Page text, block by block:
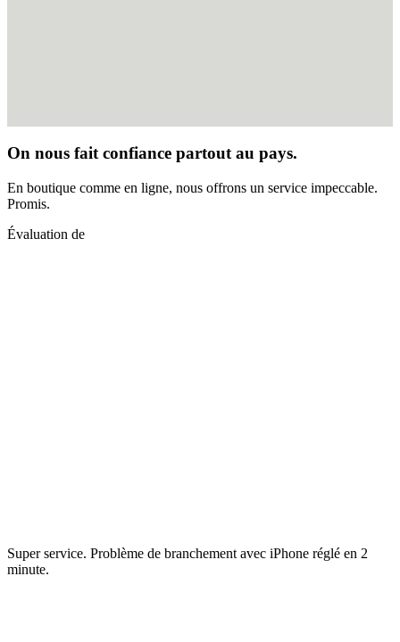
On nous fait confiance partout au pays.
En boutique comme en ligne, nous offrons un service impeccable.
Promis.
Évaluation de
Super service. Problème de branchement avec iPhone réglé en 2
minute.